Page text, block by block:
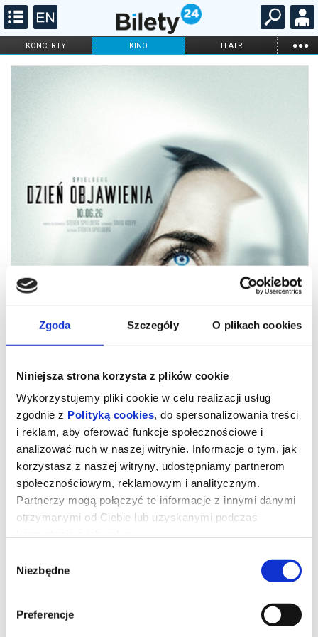
Zgoda Szczegóły O plikach cookies
Niniejsza strona korzysta z plików cookie
Wykorzystujemy pliki cookie w celu realizacji usług
zgodnie z Polityką cookies, do spersonalizowania treści
i reklam, aby oferować funkcje społecznościowe i
analizować ruch w naszej witrynie. Informacje o tym, jak
korzystasz z naszej witryny, udostępniamy partnerom
społecznościowym, reklamowym i analitycznym.
Partnerzy mogą połączyć te informacje z innymi danymi
otrzymanymi od Ciebie lub uzyskanymi podczas
zgody
Niezbędne
Preferencje
KONCERTY KINO TEATR ...
FILHARMONIA OPERA I BALET
Dzień Objawienia